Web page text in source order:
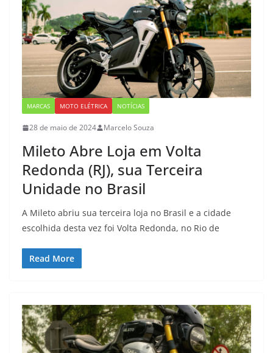
MARCAS MOTO ELÉTRICA NOTÍCIAS
28 de maio de 2024 Marcelo Souza
Mileto Abre Loja em Volta
Redonda (RJ), sua Terceira
Unidade no Brasil
A Mileto abriu sua terceira loja no Brasil e a cidade
escolhida desta vez foi Volta Redonda, no Rio de
Read More